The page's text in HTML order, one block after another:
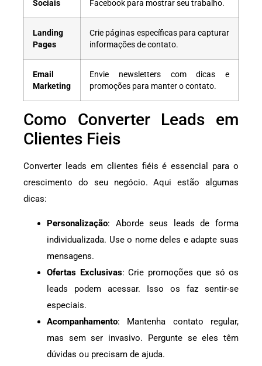
Sociais Facebook para mostrar seu trabalho.
Landing
Pages
Crie páginas específicas para capturar
informações de contato.
Email
Marketing
Envie newsletters com dicas e
promoções para manter o contato.
Como Converter Leads em
Clientes Fieis
Converter leads em clientes fiéis é essencial para o
crescimento do seu negócio. Aqui estão algumas
dicas:
Personalização: Aborde seus leads de forma
individualizada. Use o nome deles e adapte suas
mensagens.
Ofertas Exclusivas: Crie promoções que só os
leads podem acessar. Isso os faz sentir-se
especiais.
Acompanhamento: Mantenha contato regular,
mas sem ser invasivo. Pergunte se eles têm
dúvidas ou precisam de ajuda.